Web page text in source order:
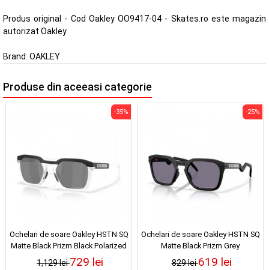
Produs original - Cod Oakley OO9417-04 - Skates.ro este magazin
autorizat Oakley
Brand: OAKLEY
Produse din aceeasi categorie
Ochelari de soare Oakley HSTN SQ
Matte Black Prizm Black Polarized
1,129 lei
-35%
729 lei
Ochelari de soare Oakley HSTN SQ
Matte Black Prizm Grey
829 lei
-25%
619 lei